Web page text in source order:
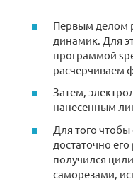
Первым делом
динамик. Для
программой
расчерчиваем
Затем,
нанесенным
Для того чтобы
достаточно
получился
саморезами,